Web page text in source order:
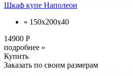
Шкаф купе Наполеон
» 150х200х40
14900 Р
подробнее »
Купить
Заказать по своим размерам